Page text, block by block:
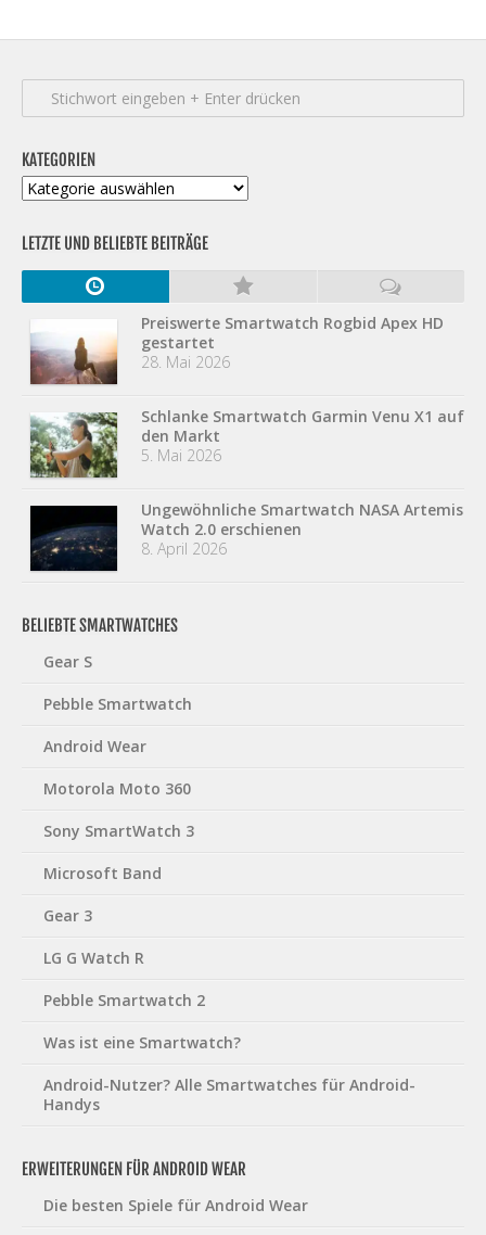
KATEGORIEN
Kategorien
LETZTE UND BELIEBTE BEITRÄGE
Preiswerte Smartwatch Rogbid Apex HD
gestartet
28. Mai 2026
Schlanke Smartwatch Garmin Venu X1 auf
den Markt
5. Mai 2026
Ungewöhnliche Smartwatch NASA Artemis
Watch 2.0 erschienen
8. April 2026
BELIEBTE SMARTWATCHES
Gear S
Pebble Smartwatch
Android Wear
Motorola Moto 360
Sony SmartWatch 3
Microsoft Band
Gear 3
LG G Watch R
Pebble Smartwatch 2
Was ist eine Smartwatch?
Android-Nutzer? Alle Smartwatches für Android-
Handys
ERWEITERUNGEN FÜR ANDROID WEAR
Die besten Spiele für Android Wear